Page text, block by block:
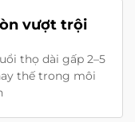
vượt trội
thọ dài gấp 2–5
thế trong môi